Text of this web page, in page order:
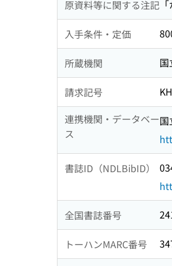
原資料等に関する注記
入手条件・定価
所蔵機関
請求記号
連携機関・データベー
ス
国
書誌ID（NDLBibID）
全国書誌番号
トーハンMARC番号